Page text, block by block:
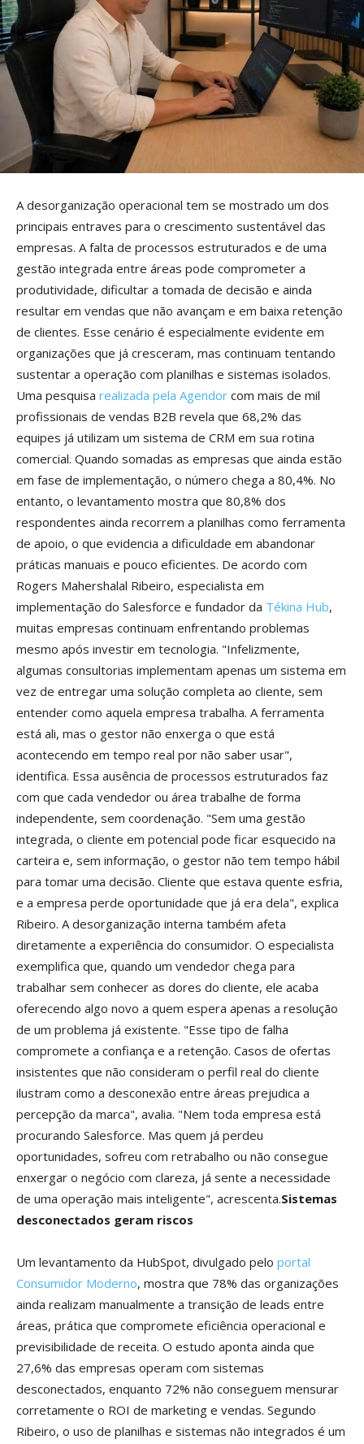
A desorganização operacional tem se mostrado um dos
principais entraves para o crescimento sustentável das
empresas. A falta de processos estruturados e de uma
gestão integrada entre áreas pode comprometer a
produtividade, dificultar a tomada de decisão e ainda
resultar em vendas que não avançam e em baixa retenção
de clientes. Esse cenário é especialmente evidente em
organizações que já cresceram, mas continuam tentando
sustentar a operação com planilhas e sistemas isolados.
Uma pesquisa realizada pela Agendor com mais de mil
profissionais de vendas B2B revela que 68,2% das
equipes já utilizam um sistema de CRM em sua rotina
comercial. Quando somadas as empresas que ainda estão
em fase de implementação, o número chega a 80,4%. No
entanto, o levantamento mostra que 80,8% dos
respondentes ainda recorrem a planilhas como ferramenta
de apoio, o que evidencia a dificuldade em abandonar
práticas manuais e pouco eficientes. De acordo com
Rogers Mahershalal Ribeiro, especialista em
implementação do Salesforce e fundador da Tékina Hub,
muitas empresas continuam enfrentando problemas
mesmo após investir em tecnologia. "Infelizmente,
algumas consultorias implementam apenas um sistema em
vez de entregar uma solução completa ao cliente, sem
entender como aquela empresa trabalha. A ferramenta
está ali, mas o gestor não enxerga o que está
acontecendo em tempo real por não saber usar",
identifica. Essa ausência de processos estruturados faz
com que cada vendedor ou área trabalhe de forma
independente, sem coordenação. "Sem uma gestão
integrada, o cliente em potencial pode ficar esquecido na
carteira e, sem informação, o gestor não tem tempo hábil
para tomar uma decisão. Cliente que estava quente esfria,
e a empresa perde oportunidade que já era dela", explica
Ribeiro. A desorganização interna também afeta
diretamente a experiência do consumidor. O especialista
exemplifica que, quando um vendedor chega para
trabalhar sem conhecer as dores do cliente, ele acaba
oferecendo algo novo a quem espera apenas a resolução
de um problema já existente. "Esse tipo de falha
compromete a confiança e a retenção. Casos de ofertas
insistentes que não consideram o perfil real do cliente
ilustram como a desconexão entre áreas prejudica a
percepção da marca", avalia. "Nem toda empresa está
procurando Salesforce. Mas quem já perdeu
oportunidades, sofreu com retrabalho ou não consegue
enxergar o negócio com clareza, já sente a necessidade
de uma operação mais inteligente", acrescenta.Sistemas
desconectados geram riscos
Um levantamento da HubSpot, divulgado pelo portal
Consumidor Moderno, mostra que 78% das organizações
ainda realizam manualmente a transição de leads entre
áreas, prática que compromete eficiência operacional e
previsibilidade de receita. O estudo aponta ainda que
27,6% das empresas operam com sistemas
desconectados, enquanto 72% não conseguem mensurar
corretamente o ROI de marketing e vendas. Segundo
Ribeiro, o uso de planilhas e sistemas não integrados é um